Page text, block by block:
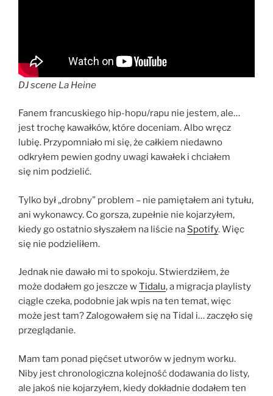
DJ scene La Heine
Fanem francuskiego hip-hopu/rapu nie jestem, ale…
jest trochę kawałków, które doceniam. Albo wręcz
lubię. Przypomniało mi się, że całkiem niedawno
odkryłem pewien godny uwagi kawałek i chciałem
się nim podzielić.
Tylko był „drobny” problem – nie pamiętałem ani tytułu,
ani wykonawcy. Co gorsza, zupełnie nie kojarzyłem,
kiedy go ostatnio słyszałem na liście na Spotify. Więc
się nie podzieliłem.
Jednak nie dawało mi to spokoju. Stwierdziłem, że
może dodałem go jeszcze wTidalu, a migracja playlisty
ciągle czeka, podobnie jak wpis na ten temat, więc
może jest tam? Zalogowałem się na Tidal i… zaczęło się
przeglądanie.
Mam tam ponad pięćset utworów w jednym worku.
Niby jest chronologiczna kolejność dodawania do listy,
ale jakoś nie kojarzyłem, kiedy dokładnie dodałem ten